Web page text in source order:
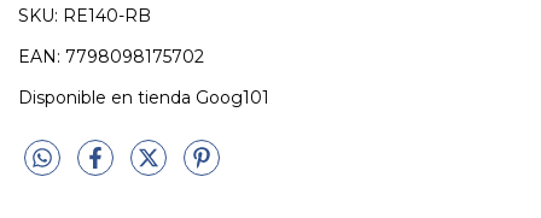
SKU: RE140-RB
EAN: 7798098175702
Disponible en tienda Goog101